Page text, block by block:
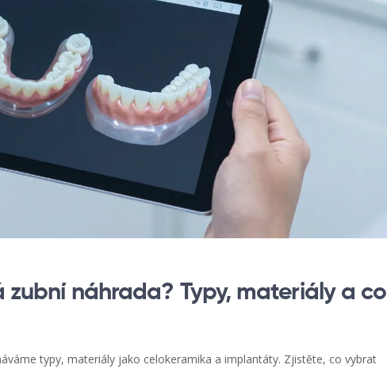
náhrada? Typy, materiály a co
typy, materiály jako celokeramika a implantáty. Zjistěte, co vybrat